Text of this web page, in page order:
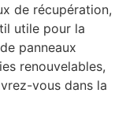
de récupération,
utile pour la
panneaux
renouvelables,
vous dans la